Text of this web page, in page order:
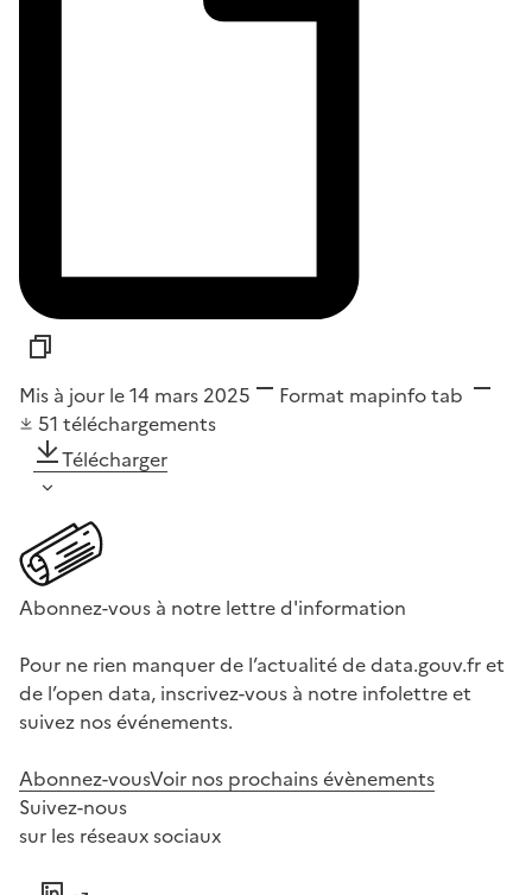
Mis à jour le 14 mars 2025 Format mapinfo tab
51 téléchargements
Télécharger
Abonnez-vous à notre lettre d'information
Pour ne rien manquer de l’actualité de data.gouv.fr et
de l’open data, inscrivez-vous à notre infolettre et
suivez nos événements.
Abonnez-vousVoir nos prochains évènements
Suivez-nous
sur les réseaux sociaux